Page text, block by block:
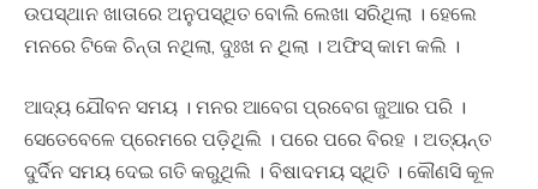
ଉପସ୍ଥାନ ଖାତାରେ ଅନୁପସ୍ଥିତ ବୋଲି ଲେଖା ସରିଥିଲା । ହେଲେ
ମନରେ ଟିକେ ଚିନ୍ତା ନଥିଲା, ଦୁଃଖ ନ ଥିଲା । ଅଫିସ୍‍ କାମ କଲି ।
ଆଦ୍ୟ ଯୌବନ ସମୟ । ମନର ଆବେଗ ପ୍ରବେଗ ଜୁଆର ପରି ।
ସେତେବେଳେ ପ୍ରେମରେ ପଡି଼ଥିଲି । ପରେ ପରେ ବିରହ । ଅତ୍ୟନ୍ତ
ଦୁର୍ଦିନ ସମୟ ଦେଇ ଗତି କରୁଥିଲି । ବିଷାଦମୟ ସ୍ଥିତି । କୌଣସି କୂଳ